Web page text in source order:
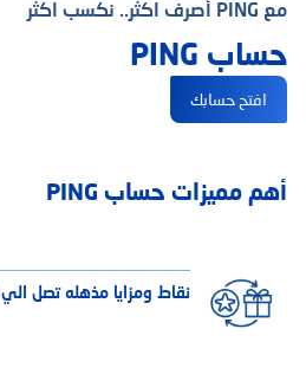
مع PING أصرف اكثر.. نكسب اكثر
حساب PING
افتح حسابك
أهم مميزات حساب PING
نقاط ومزايا مذهله تصل الي 2,200 جنيه مصري!